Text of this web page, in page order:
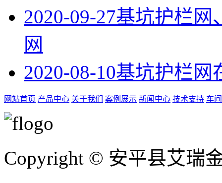
2020-09-27基坑护栏网
网
2020-08-10基坑护栏网
网站首页 产品中心 关于我们 案例展示 新闻中心 技术支持 车
Copyright © 安平县艾瑞